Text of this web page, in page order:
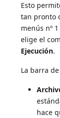
Esto
tan pronto
menús nº
elige el
Ejecución.
La barra
hace